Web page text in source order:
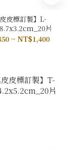
皮皮標訂製】L-
片
~ NT$1,400